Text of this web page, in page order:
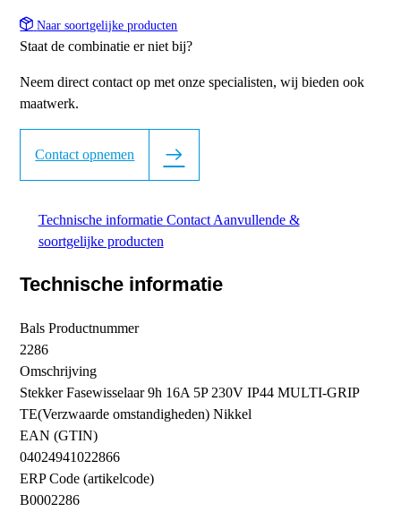
Naar soortgelijke producten
Staat de combinatie er niet bij?
Neem direct contact op met onze specialisten, wij bieden ook
maatwerk.
Contact opnemen
Technische informatie Contact Aanvullende &
soortgelijke producten
Technische informatie
Bals Productnummer
2286
Omschrijving
Stekker Fasewisselaar 9h 16A 5P 230V IP44 MULTI-GRIP
TE(Verzwaarde omstandigheden) Nikkel
EAN (GTIN)
04024941022866
ERP Code (artikelcode)
B0002286